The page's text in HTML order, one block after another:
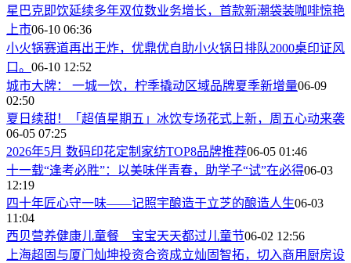
星巴克即饮延续多年双位数业务增长，首款新潮袋装咖啡惊艳
上市06-10 06:36
小火锅赛道再出王炸，优鼎优自助小火锅日排队2000桌印证风
口。 06-10 12:52
城市大牌： 一城一饮，柠季撬动区域品牌夏季新增量06-09
02:50
夏日续甜！「超值星期五」冰饮专场花式上新，周五心动来袭
06-05 07:25
2026年5月 数码印花定制家纺TOP8品牌推荐06-05 01:46
十一载“逢考必胜”：以美味伴青春，助学子“试”在必得06-03
12:19
四十年匠心守一味——记照宇酿造于立芝的酿造人生06-03
11:04
西贝营养健康儿童餐 宝宝天天都过儿童节06-02 12:56
上海超固与厦门灿坤投资合资成立灿固智拓，切入商用厨房设